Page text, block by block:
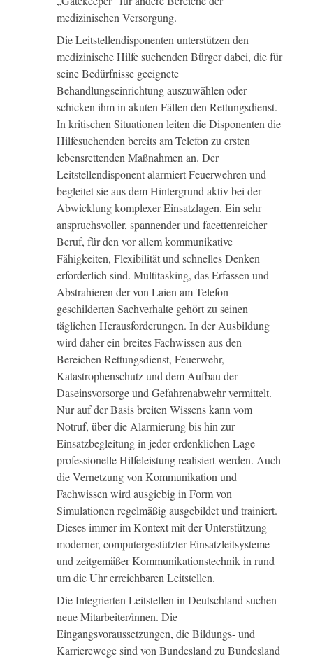
medizinischen Versorgung.
Die Leitstellendisponenten unterstützen den
medizinische Hilfe suchenden Bürger dabei, die für
seine Bedürfnisse geeignete
Behandlungseinrichtung auszuwählen oder
schicken ihm in akuten Fällen den Rettungsdienst.
In kritischen Situationen leiten die Disponenten die
Hilfesuchenden bereits am Telefon zu ersten
lebensrettenden Maßnahmen an. Der
Leitstellendisponent alarmiert Feuerwehren und
begleitet sie aus dem Hintergrund aktiv bei der
Abwicklung komplexer Einsatzlagen. Ein sehr
anspruchsvoller, spannender und facettenreicher
Beruf, für den vor allem kommunikative
Fähigkeiten, Flexibilität und schnelles Denken
erforderlich sind. Multitasking, das Erfassen und
Abstrahieren der von Laien am Telefon
geschilderten Sachverhalte gehört zu seinen
täglichen Herausforderungen. In der Ausbildung
wird daher ein breites Fachwissen aus den
Bereichen Rettungsdienst, Feuerwehr,
Katastrophenschutz und dem Aufbau der
Daseinsvorsorge und Gefahrenabwehr vermittelt.
Nur auf der Basis breiten Wissens kann vom
Notruf, über die Alarmierung bis hin zur
Einsatzbegleitung in jeder erdenklichen Lage
professionelle Hilfeleistung realisiert werden. Auch
die Vernetzung von Kommunikation und
Fachwissen wird ausgiebig in Form von
Simulationen regelmäßig ausgebildet und trainiert.
Dieses immer im Kontext mit der Unterstützung
moderner, computergestützter Einsatzleitsysteme
und zeitgemäßer Kommunikationstechnik in rund
um die Uhr erreichbaren Leitstellen.
Die Integrierten Leitstellen in Deutschland suchen
neue Mitarbeiter/innen. Die
Eingangsvoraussetzungen, die Bildungs- und
Karrierewege sind von Bundesland zu Bundesland